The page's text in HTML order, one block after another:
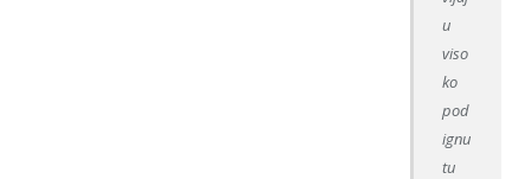
u
viso
ko
pod
ignu
tu